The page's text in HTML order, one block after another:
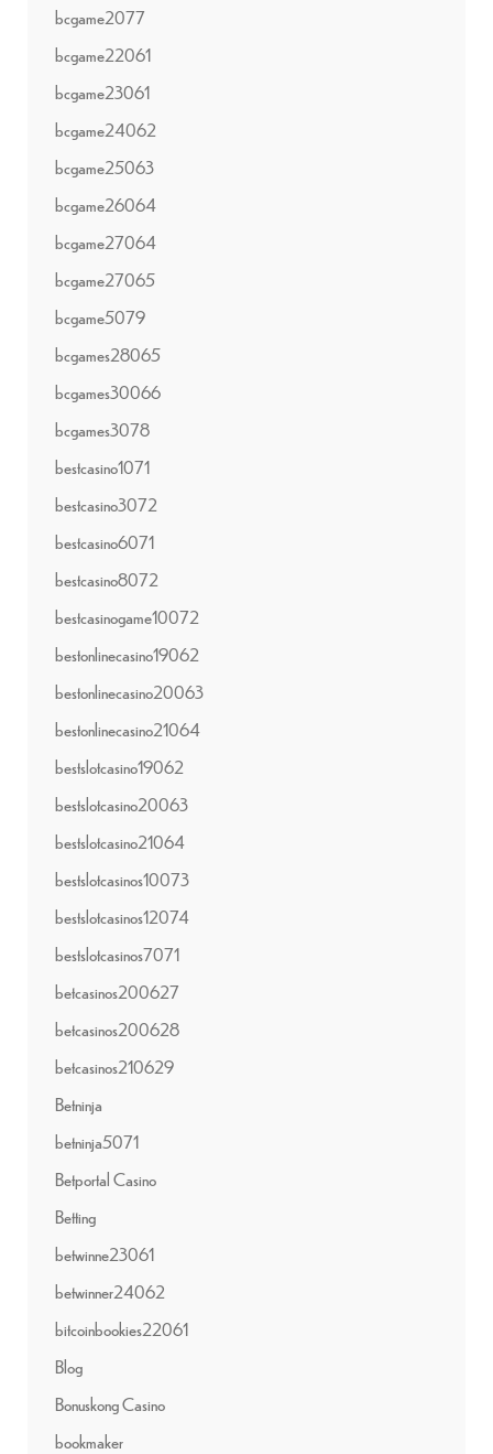
bcgame2077
bcgame22061
bcgame23061
bcgame24062
bcgame25063
bcgame26064
bcgame27064
bcgame27065
bcgame5079
bcgames28065
bcgames30066
bcgames3078
bestcasino1071
bestcasino3072
bestcasino6071
bestcasino8072
bestcasinogame10072
bestonlinecasino19062
bestonlinecasino20063
bestonlinecasino21064
bestslotcasino19062
bestslotcasino20063
bestslotcasino21064
bestslotcasinos10073
bestslotcasinos12074
bestslotcasinos7071
betcasinos200627
betcasinos200628
betcasinos210629
Betninja
betninja5071
Betportal Casino
Betting
betwinne23061
betwinner24062
bitcoinbookies22061
Blog
Bonuskong Casino
bookmaker